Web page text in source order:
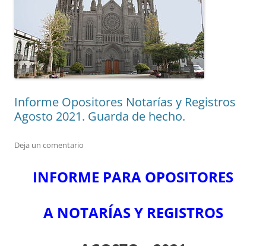
Informe Opositores Notarías y Registros
Agosto 2021. Guarda de hecho.
Deja un comentario
INFORME PARA OPOSITORES
A NOTARÍAS Y REGISTROS